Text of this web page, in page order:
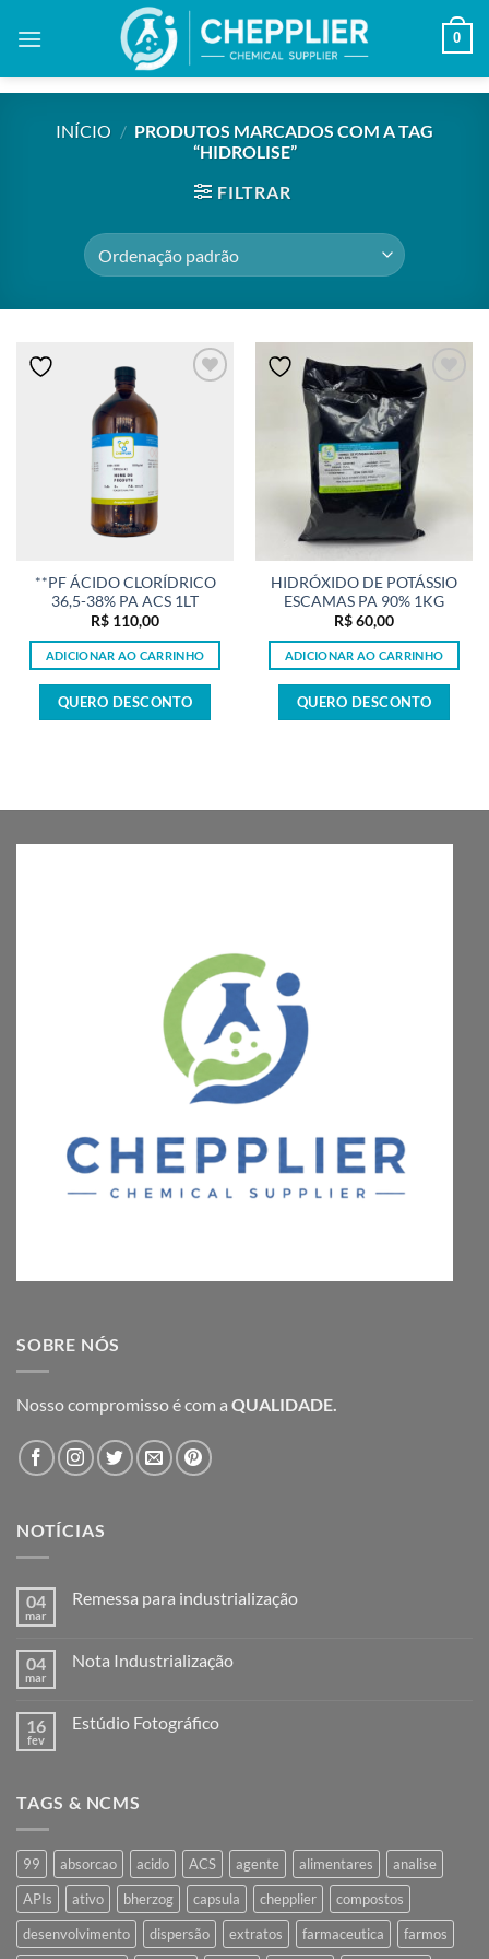
0
INÍCIO / PRODUTOS MARCADOS COM A TAG
“HIDROLISE”
FILTRAR
**PF ÁCIDO CLORÍDRICO
36,5-38% PA ACS 1LT
R$ 110,00
ADICIONAR AO CARRINHO
QUERO DESCONTO
HIDRÓXIDO DE POTÁSSIO
ESCAMAS PA 90% 1KG
R$60,00
ADICIONAR AO CARRINHO
QUERO DESCONTO
SOBRE NÓS
Nosso compromisso é com a QUALIDADE.
NOTÍCIAS
04
mar
Remessa para industrialização
Remessa
04
mar
Nota Industrialização
Nota
16
fev
Estúdio Fotográfico
Fotográfico
TAGS & NCMS
99 absorcao acido ACS agente alimentares
analise
APIs
ativo bherzog capsula chepplier
compostos
desenvolvimento
dispersão extratos farmaceutica farmos